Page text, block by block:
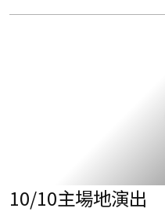
10/10主場地演出